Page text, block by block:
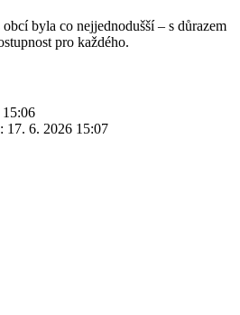
byla co nejjednodušší – s důrazem
pro každého.
15:06
17. 6. 2026 15:07